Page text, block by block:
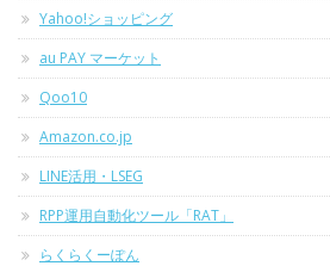
Yahoo!ショッピング
au PAY マーケット
Qoo10
Amazon.co.jp
LINE活用・LSEG
RPP運用自動化ツール「RAT」
らくらくーぽん